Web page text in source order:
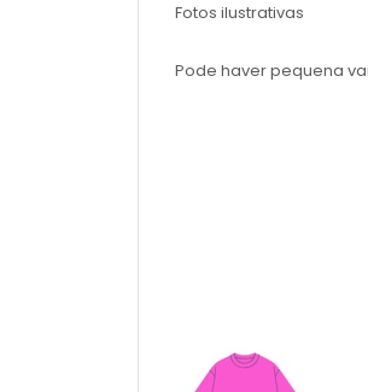
Fotos ilustrativas
Pode haver pequena